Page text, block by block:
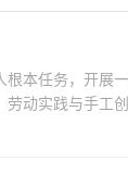
本任务，开展
动实践与手工